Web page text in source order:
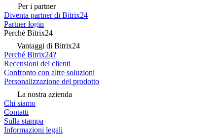
Per i partner
Diventa partner di Bitrix24
Partner login
Perché Bitrix24
Vantaggi di Bitrix24
Perché Bitrix24?
Recensioni dei clienti
Confronto con altre soluzioni
Personalizzazione del prodotto
La nostra azienda
Chi siamo
Contatti
Sulla stampa
Informazioni legali